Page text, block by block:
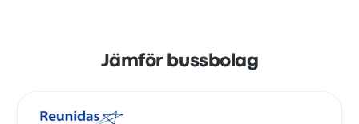
Jämför bussbolag